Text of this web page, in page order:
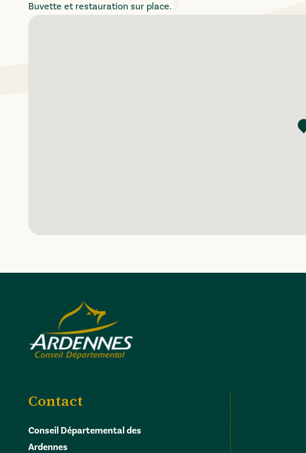
Buvette et restauration sur place.
Contact
Conseil Départemental des
Ardennes